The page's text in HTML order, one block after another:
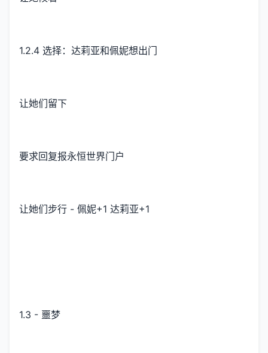
1.2.4 选择：达莉亚和佩妮想出门
让她们留下
要求回复报永恒世界门户
让她们步行 - 佩妮+1 达莉亚+1
1.3 - 噩梦